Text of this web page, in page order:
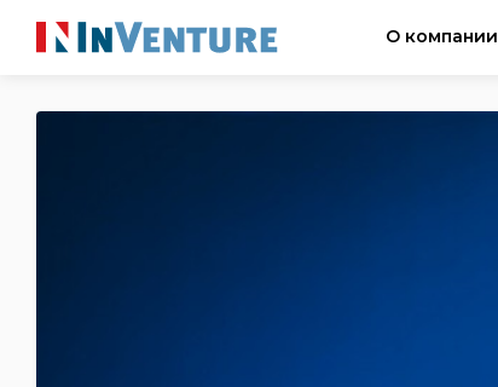
О компании